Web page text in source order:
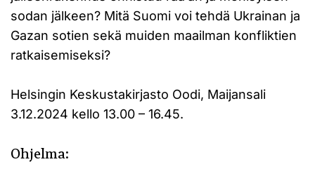
sodan jälkeen? Mitä Suomi voi tehdä Ukrainan ja
Gazan sotien sekä muiden maailman konfliktien
ratkaisemiseksi?
Helsingin Keskustakirjasto Oodi, Maijansali
3.12.2024 kello 13.00 – 16.45.
Ohjelma: